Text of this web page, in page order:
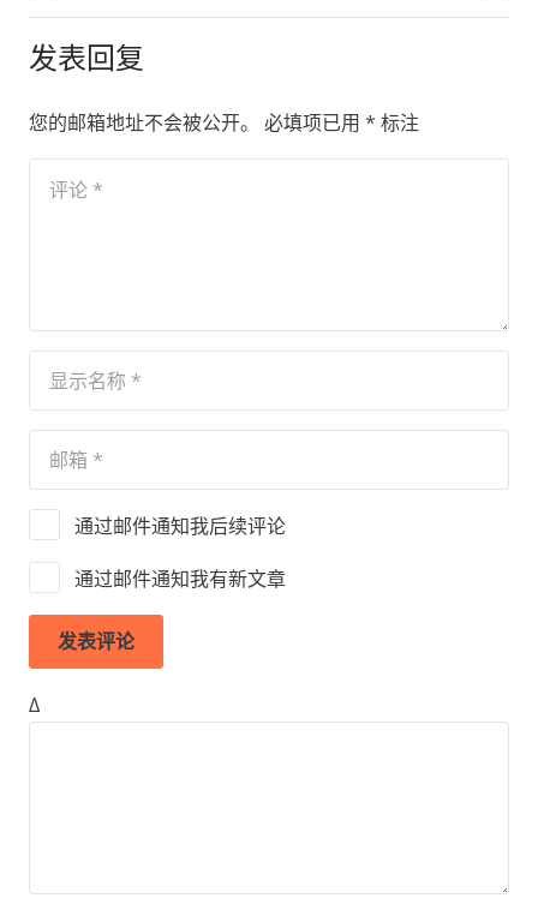
发表回复
您的邮箱地址不会被公开。 必填项已用 * 标注
通过邮件通知我后续评论
通过邮件通知我有新文章
发表评论
Δ